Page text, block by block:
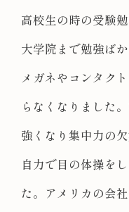
高校生の時の受験
大学院まで勉強ば
メガネやコンタク
らなくなりました
強くなり集中力の
自力で目の体操を
た。アメリカの会